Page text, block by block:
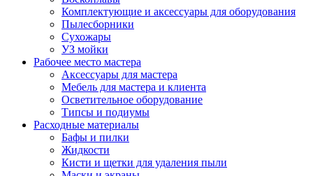
Комплектующие и аксессуары для оборудования
Пылесборники
Сухожары
УЗ мойки
Рабочее место мастера
Аксессуары для мастера
Мебель для мастера и клиента
Осветительное оборудование
Типсы и подиумы
Расходные материалы
Бафы и пилки
Жидкости
Кисти и щетки для удаления пыли